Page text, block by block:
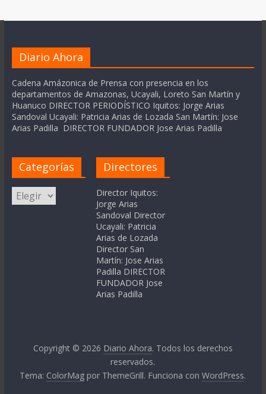
Diario Ahora
Cadena Amázonica de Prensa con presencia en los
departamentos de Amazonas, Ucayali, Loreto San Martín y
Huanuco DIRECTOR PERIODÍSTICO Iquitos: Jorge Arias
Sandoval Ucayali: Patricia Arias de Lozada San Martín: Jose
Arias Padilla DIRECTOR FUNDADOR Jose Arias Padilla
Categorías
Categorías
Directores
Director Iquitos:
Jorge Arias
Sandoval Director
Ucayali: Patricia
Arias de Lozada
Director San
Martín: Jose Arias
Padilla DIRECTOR
FUNDADOR Jose
Arias Padilla
Copyright © 2026 Diario Ahora. Todos los derechos
reservados.
Tema: ColorMag por ThemeGrill. Funciona conWordPress.